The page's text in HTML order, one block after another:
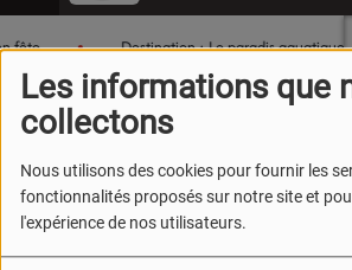
Les informations que
collectons
Nous utilisons des cookies pour fournir les
fonctionnalités proposés sur notre site et
l'expérience de nos utilisateurs.
fête Destination : Le paradis aquatique